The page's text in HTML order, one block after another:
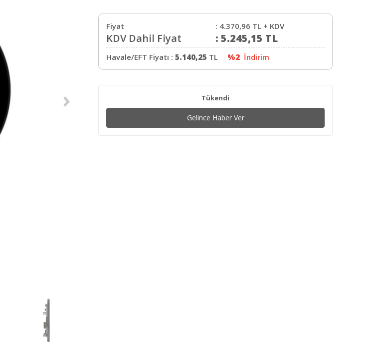
Fiyat : 4.370,96 TL + KDV
KDV Dahil Fiyat : 5.245,15 TL
Havale/EFT Fiyatı : 5.140,25 TL %2 İndirim
Tükendi
Gelince Haber Ver